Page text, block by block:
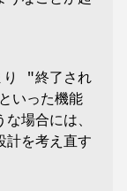
り "終了され
いった機能
場合には、
計を考え直す